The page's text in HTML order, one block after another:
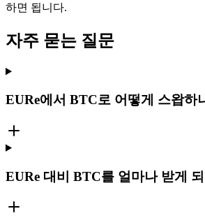
하면 됩니다.
자주 묻는 질문
EURe에서 BTC로 어떻게 스왑하
EURe 대비 BTC를 얼마나 받게